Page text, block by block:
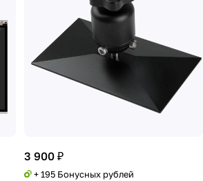
3 900 ₽
+ 195 Бонусных рублей